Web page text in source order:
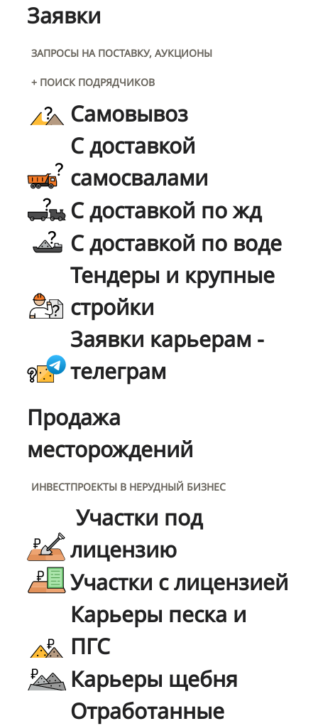
Заявки
ЗАПРОСЫ НА ПОСТАВКУ, АУКЦИОНЫ
+ ПОИСК ПОДРЯДЧИКОВ
Самовывоз
С доставкой
самосвалами
С доставкой по жд
С доставкой по воде
Тендеры и крупные
стройки
Заявки карьерам -
телеграм
Продажа
месторождений
ИНВЕСТПРОЕКТЫ В НЕРУДНЫЙ БИЗНЕС
Участки под
лицензию
Участки с лицензией
Карьеры песка и
ПГС
Карьеры щебня
Отработанные